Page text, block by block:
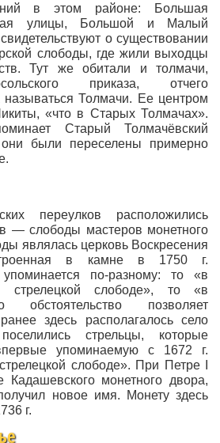
в этом районе: Большая
улицы, Большой и Малый
о существовании
слободы, где жили выходцы
Тут же обитали и толмачи,
приказа, отчего
называться Толмачи. Ее центром
«что в Старых Толмачах».
Старый Толмачёвский
были переселены примерно
переулков расположились
— слободы мастеров монетного
являлась церковь Воскресения
в камне в 1750 г.
по-разному: то «в
слободе», то «в
обстоятельство позволяет
здесь располагалось село
стрельцы, которые
упоминаемую с 1672 г.
слободе». При Петре I
Кадашевского монетного двора,
новое имя. Монету здесь
г.